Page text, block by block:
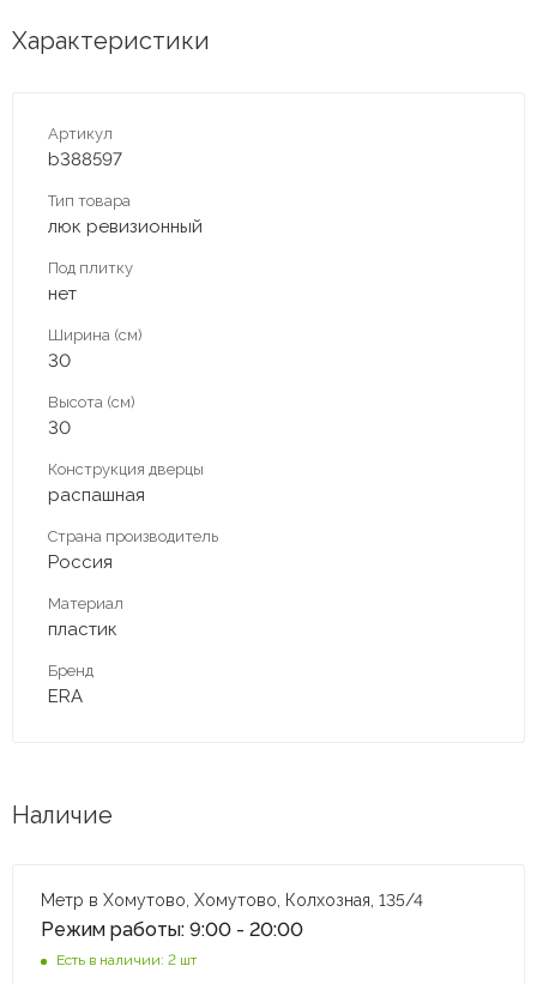
Характеристики
Артикул
b388597
Тип товара
люк ревизионный
Под плитку
нет
Ширина (см)
30
Высота (см)
30
Конструкция дверцы
распашная
Страна производитель
Россия
Материал
пластик
Бренд
ERA
Наличие
Метр в Хомутово, Хомутово, Колхозная, 135/4
Режим работы: 9:00 - 20:00
Есть в наличии: 2 шт